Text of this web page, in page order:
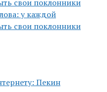
у каждой
свои поклонники